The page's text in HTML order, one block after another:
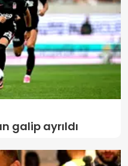
galip ayrıldı